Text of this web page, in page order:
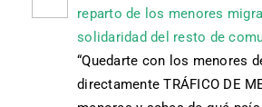
reparto de los menores
solidaridad del resto de
“Quedarte con los menores
directamente TRÁFICO DE